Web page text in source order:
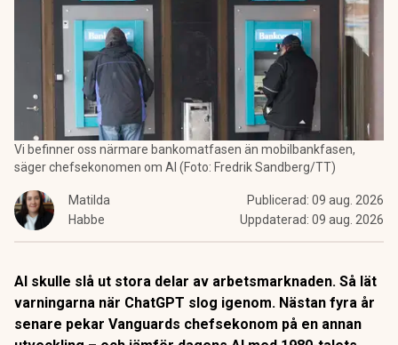
Vi befinner oss närmare bankomatfasen än mobilbankfasen,
säger chefsekonomen om AI (Foto: Fredrik Sandberg/TT)
Matilda
Habbe
Publicerad: 09 aug. 2026
Uppdaterad: 09 aug. 2026
AI skulle slå ut stora delar av arbetsmarknaden. Så lät
varningarna när ChatGPT slog igenom. Nästan fyra år
senare pekar Vanguards chefsekonom på en annan